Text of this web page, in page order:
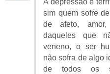
A depressão é
sim quem sofre
de afeto, amor,
daqueles que
veneno, o ser
não sofra de algo
de todos os